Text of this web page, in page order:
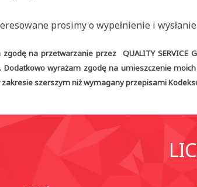
prosimy o wypełnienie i
zgodę na przetwarzanie przez QUALITY
Dodatkowo wyrażam zgodę na umieszczenie
szerszym niż wymagany przepisami